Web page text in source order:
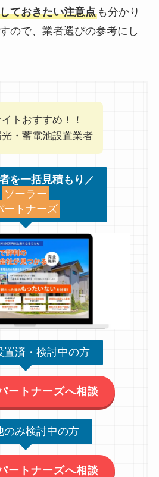
ておきたい注意点も分かり
ので、業者選びの参考にし
トおすすめ！！
光・蓄電池設置業者
を一括見積もり ／
ソーラー
ートナーズ
置済・検討中の方
ートナーズへ相談
のみ検討中の方
ートナーズへ相談